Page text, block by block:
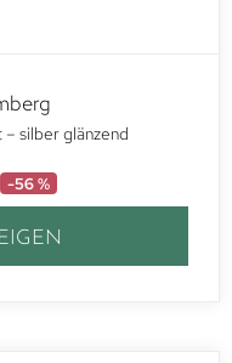
silber glänzend
-56 %